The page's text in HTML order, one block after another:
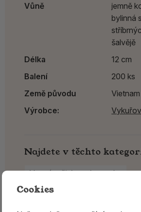
Vůně
jemně
bylinná
šalvějě
Délka
12 cm
Balení
200 ks
Země původu
Vietnam
Výrobce:
Najdete v těchto
Vonné tyčinky z Japonska
Japonské vonné tyčinky Nippon
Cookies